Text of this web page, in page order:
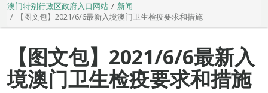
澳门特别行政区政府入口网站
新闻
【图文包】2021/6/6最新入境澳门卫生检疫要求和措施
【图文包】2021/6/6最新入
境澳门卫生检疫要求和措施